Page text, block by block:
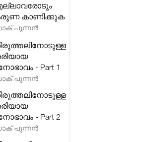
കാണിക്കുക
പുന്നൻ
- Part 1
പുന്നൻ
- Part 2
പുന്നൻ